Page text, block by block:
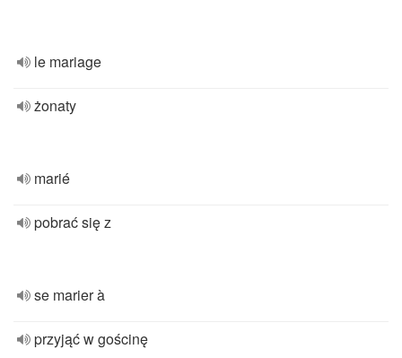
le mariage
żonaty
marié
pobrać się z
se marier à
przyjąć w gościnę